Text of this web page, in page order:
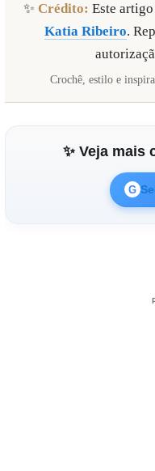
✨ Crédito: Este
Katia Ribeiro.
Crochê, estilo e
✨ Veja mais
G